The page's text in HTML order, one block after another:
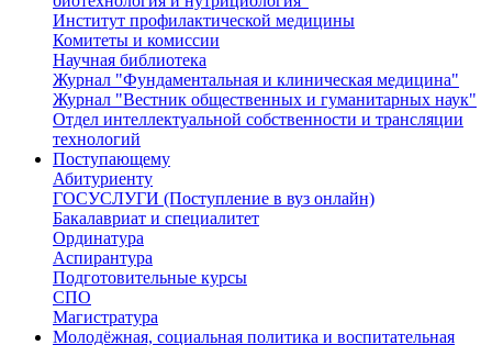
Институт профилактической медицины
Комитеты и комиссии
Научная библиотека
Журнал "Фундаментальная и клиническая медицина"
Журнал "Вестник общественных и гуманитарных наук"
Отдел интеллектуальной собственности и трансляции
технологий
Поступающему
Абитуриенту
ГОСУСЛУГИ (Поступление в вуз онлайн)
Бакалавриат и специалитет
Ординатура
Аспирантура
Подготовительные курсы
СПО
Магистратура
Молодёжная, социальная политика и воспитательная